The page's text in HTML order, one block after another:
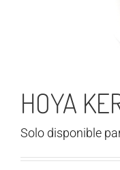
HOYA
Solo disponible